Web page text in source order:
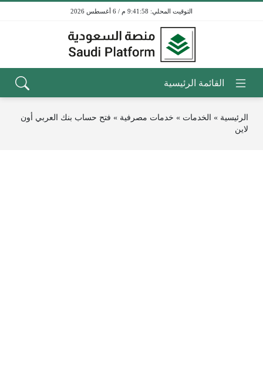
9:41:58 م / 6 أغسطس 2026
الرئيسية » الخدمات » خدمات مصرفية » فتح حساب بنك العربي أون
لاين